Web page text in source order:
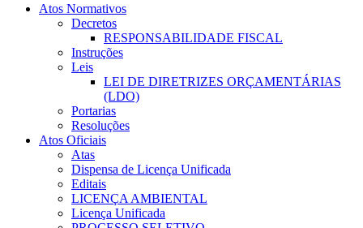
Atos Normativos
Decretos
RESPONSABILIDADE FISCAL
Instruções
Leis
LEI DE DIRETRIZES ORÇAMENTÁRIAS
(LDO)
Portarias
Resoluções
Atos Oficiais
Atas
Dispensa de Licença Unificada
Editais
LICENÇA AMBIENTAL
Licença Unificada